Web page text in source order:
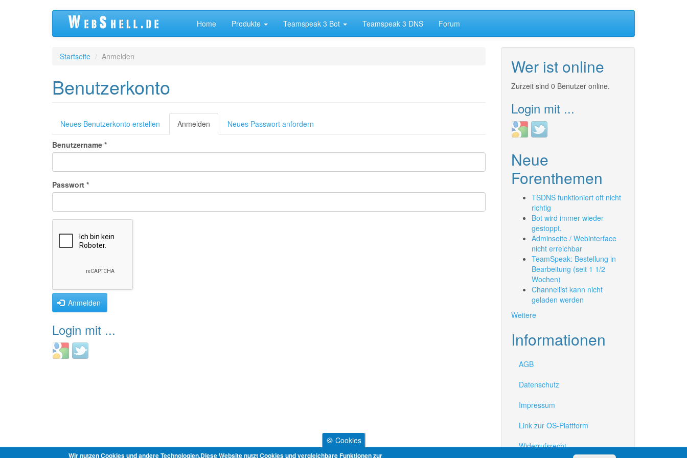
Home Produkte Teamspeak 3 Bot Teamspeak 3 DNS Forum
Startseite Anmelden
Benutzerkonto
Primäre
Reiter
Neues Benutzerkonto erstellen Anmelden (aktiver
Reiter)
Neues Passwort anfordern
Benutzername *
Passwort *
Anmelden
Login mit ...
Login
with
Login
with
Wer ist online
Zurzeit sind 0 Benutzer online.
Login mit ...
Login
with
Login
with
Neue
Forenthemen
TSDNS funktioniert oft nicht
richtig
Bot wird immer wieder
gestoppt.
Adminseite / Webinterface
nicht erreichbar
TeamSpeak: Bestellung in
Bearbeitung (seit 1 1/2
Wochen)
Channellist kann nicht
geladen werden
Weitere
Informationen
AGB
Datenschutz
Impressum
Link zur OS-Plattform
Widerrufsrecht
🍪 Cookies
Wir nutzen Cookies und andere Technologien.Diese Website nutzt Cookies und vergleichbare Funktionen zur